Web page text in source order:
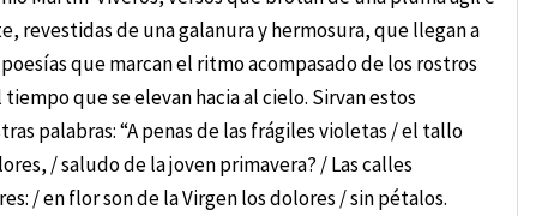
revestidas de una galanura y hermosura, que llegan a
que marcan el ritmo acompasado de los rostros
que se elevan hacia al cielo. Sirvan estos
palabras: “A penas de las frágiles violetas / el tallo
/ saludo de la joven primavera? / Las calles
/ en flor son de la Virgen los dolores / sin pétalos.